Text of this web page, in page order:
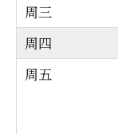
周三
周四
周五